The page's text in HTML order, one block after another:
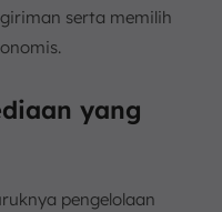
serta memilih
yang
pengelolaan